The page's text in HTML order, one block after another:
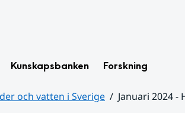
Kunskapsbanken Forskning
och vatten i Sverige
Januari 2024